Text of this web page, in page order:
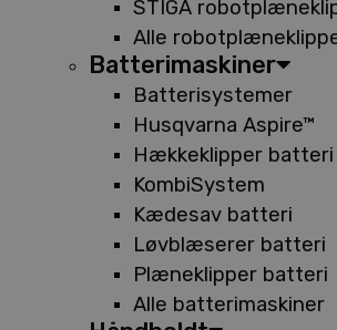
STIGA
Alle
Batterimaskiner
Batterisystemer
Husqvarna Aspire™
Hækkeklipper batteri
KombiSystem
Kædesav batteri
Løvblæserer batteri
Plæneklipper batteri
Alle batterimaskiner